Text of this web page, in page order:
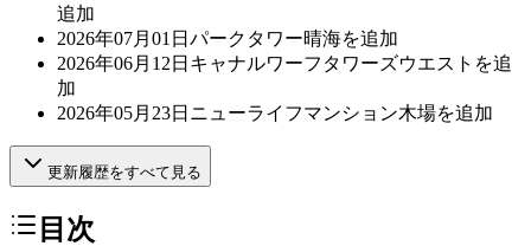
追加
2026年07月01日 パークタワー晴海を追加
2026年06月12日 キャナルワーフタワーズウエストを追
加
2026年05月23日 ニューライフマンション木場を追加
更新履歴をすべて見る
目次